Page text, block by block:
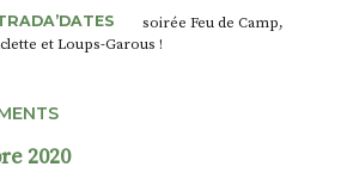
soirée Feu de Camp,
et Loups-Garous !
2020